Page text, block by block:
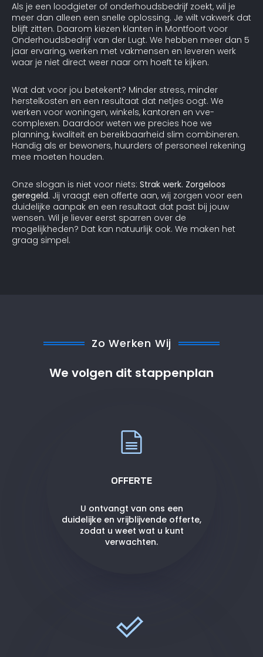
Als je een loodgieter of onderhoudsbedrijf zoekt, wil je
meer dan alleen een snelle oplossing. Je wilt vakwerk dat
blijft zitten. Daarom kiezen klanten in Montfoort voor
Onderhoudsbedrijf van der Lugt. We hebben meer dan 5
jaar ervaring, werken met vakmensen en leveren werk
waar je niet direct weer naar om hoeft te kijken.
Wat dat voor jou betekent? Minder stress, minder
herstelkosten en een resultaat dat netjes oogt. We
werken voor woningen, winkels, kantoren en vve-
complexen. Daardoor weten we precies hoe we
planning, kwaliteit en bereikbaarheid slim combineren.
Handig als er bewoners, huurders of personeel rekening
mee moeten houden.
Onze slogan is niet voor niets: Strak werk. Zorgeloos
geregeld. Jij vraagt een offerte aan, wij zorgen voor een
duidelijke aanpak en een resultaat dat past bij jouw
wensen. Wil je liever eerst sparren over de
mogelijkheden? Dat kan natuurlijk ook. We maken het
graag simpel.
Zo Werken Wij
We volgen dit stappenplan
OFFERTE
U ontvangt van ons een
duidelijke en vrijblijvende offerte,
zodat u weet wat u kunt
verwachten.